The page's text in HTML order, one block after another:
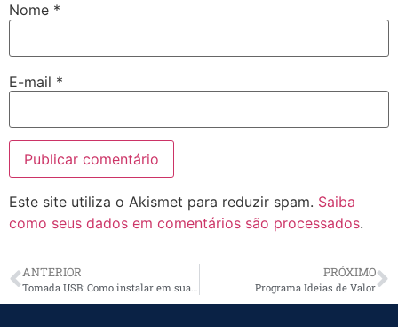
Nome *
E-mail *
Este site utiliza o Akismet para reduzir spam. Saiba
como seus dados em comentários são processados.
ANTERIOR
Tomada USB: Como instalar em sua casa sem precisar de adaptador
PRÓXIMO
Programa Ideias de Valor